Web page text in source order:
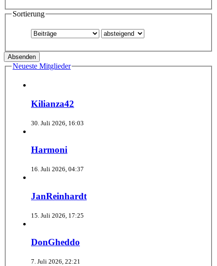
Sortierung
Neueste Mitglieder
Kilianza42
30. Juli 2026, 16:03
Harmoni
16. Juli 2026, 04:37
JanReinhardt
15. Juli 2026, 17:25
DonGheddo
7. Juli 2026, 22:21